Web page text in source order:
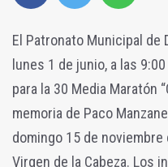
El Patronato Municipal de
lunes 1 de junio, a las
para la 30 Media Maratón
memoria de Paco
domingo 15 de
Virgen de la Cabeza. Los